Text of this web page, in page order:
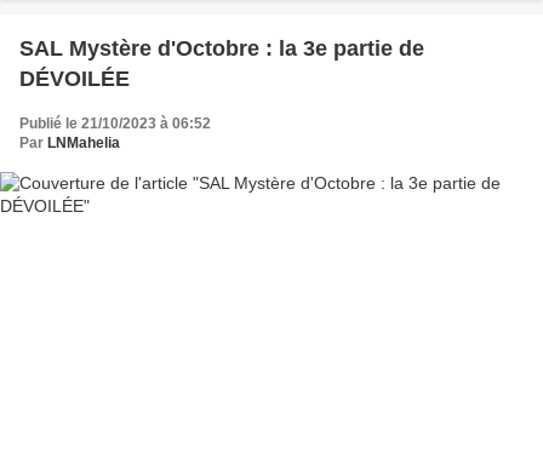
SAL Mystère d'Octobre : la 3e partie de
DÉVOILÉE
Publié le 21/10/2023 à 06:52
Par LNMahelia